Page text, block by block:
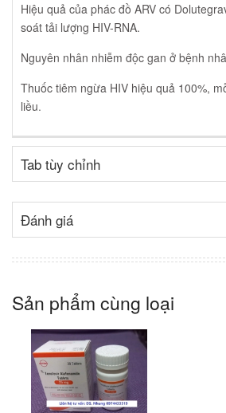
Hiệu quả của phác đồ ARV có
soát tải lượng HIV-RNA.
Nguyên nhân nhiễm độc gan ở bệnh
Thuốc tiêm ngừa HIV hiệu quả 100%,
liều.
Tab tùy chỉnh
Đánh giá
Sản phẩm cùng loại